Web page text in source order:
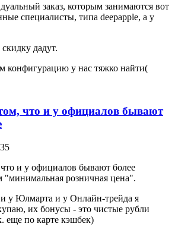
заказ, которым занимаются вот
специалисты, типа deepapple, а у
дадут.
конфигурацию у нас тяжко найти(
что и у официалов бывают
и у официалов бывают более
розничная цена".
у Юлмарта и у Онлайн-трейда я
их бонусы - это чистые рубли
еще по карте кэшбек)